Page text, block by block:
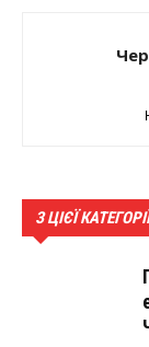
З ЦІЄЇ КАТЕГОРІЇ